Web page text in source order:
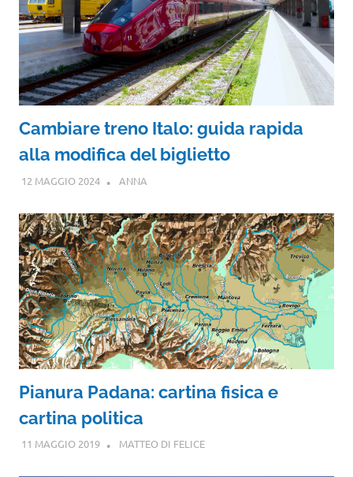
Cambiare treno Italo: guida rapida
alla modifica del biglietto
12 MAGGIO 2024 ANNA
Pianura Padana: cartina fisica e
cartina politica
11 MAGGIO 2019 MATTEO DI FELICE